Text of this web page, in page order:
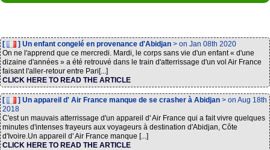
[ ] Un enfant congelé en provenance d'Abidjan > on Jan 08th 2020
On ne l'apprend que ce mercredi. Mardi, le corps sans vie d'un enfant « d'une
dizaine d'années » a été retrouvé dans le train d'atterrissage d'un vol Air France
faisant l'aller-retour entre Pari[...]
CLICK HERE TO READ THE ARTICLE
[ ] Un appareil d' Air France manque de se crasher à Abidjan > on Aug 18th
2018
C'est un mauvais atterrissage d'un appareil d' Air France qui a fait vivre quelques
minutes d'intenses frayeurs aux voyageurs à destination d'Abidjan, Côte
d'Ivoire.Un appareil d' Air France manque [...]
CLICK HERE TO READ THE ARTICLE